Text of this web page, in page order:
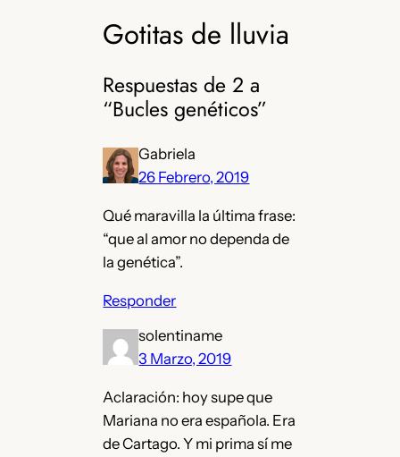
Gotitas de lluvia
Respuestas de 2 a
“Bucles genéticos”
Gabriela
26 Febrero, 2019
Qué maravilla la última frase:
“que al amor no dependa de
la genética”.
Responder
solentiname
3 Marzo, 2019
Aclaración: hoy supe que
Mariana no era española. Era
de Cartago. Y mi prima sí me